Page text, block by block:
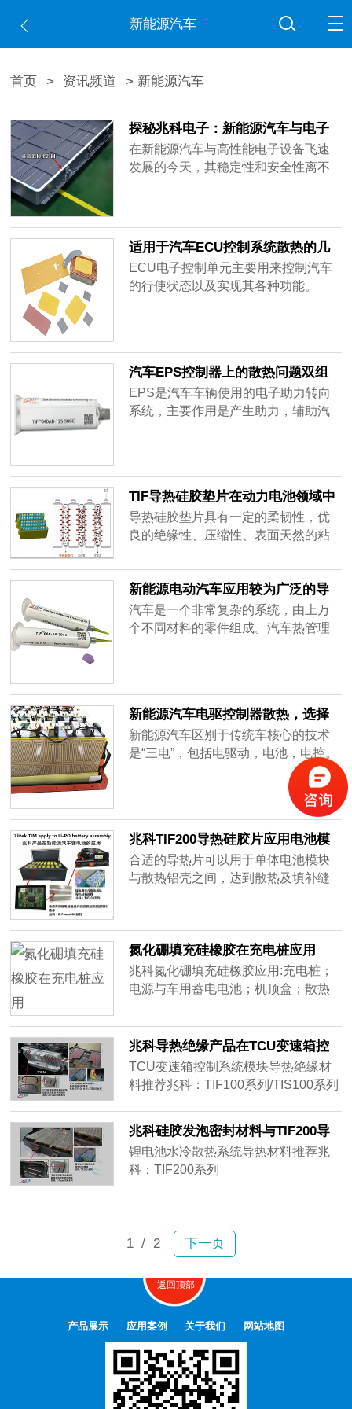
新能源汽车
首页 > 资讯频道 > 新能源汽车
探秘兆科电子：新能源汽车与电子
设备背后的高性能材料
在新能源汽车与高性能电子设备飞速
发展的今天，其稳定性和安全性离不
的几款核心材料特性。
适用于汽车ECU控制系统散热的几
款导热材料
ECU电子控制单元主要用来控制汽车
的行使状态以及实现其各种功能。
块、ESP车身电子稳定控制系统、
BMS电池管理系统、VCU整车控制器
等。
汽车EPS控制器上的散热问题双组
份导热凝胶来帮您解决
EPS是汽车车辆使用的电子助力转向
系统，主要作用是产生助力，辅助汽
度保持稳定性。
TIF导热硅胶垫片在动力电池领域中
的应用及分享
导热硅胶垫片具有一定的柔韧性，优
良的绝缘性、压缩性、表面天然的粘
散热部位间的热传递，起到绝缘、减
震等作用。其优异的效能使热量从发
热器件或整个PCB传导到金属外壳或
扩散板上，从而能提高发热电子组件
新能源电动汽车应用较为广泛的导
热材料
汽车是一个非常复杂的系统，由上万
个不同材料的零件组成。汽车热管理
风险，考虑低负荷工况下，热管理系
统的效率，在冷热两种情况下的能量
耗散和改善热效率。汽车和零部件企
新能源汽车电驱控制器散热，选择
兆科高导热材料
新能源汽车区别于传统车核心的技术
是“三电”，包括电驱动，电池，电控。
电驱控制器由逆变模块、变速箱控制
器、混合动力系统控制器等组成，里
面含有大量的发热器件，在工作时会
些热量散出去，将会影响到电驱控制
器的正常工作，甚至损坏电驱控制
器，造成严重的后果。
兆科TIF200导热硅胶片应用电池模
块与散热铝壳之间
合适的导热片可以用于单体电池模块
与散热铝壳之间，达到散热及填补缝
性，能有效缓解汽车行进中单体电池
之间摩擦、震动，目前已经广泛应用
于新能源汽车行业，且得到客户的信
任，如有电池相关散热问题，欢迎与
氮化硼填充硅橡胶在充电桩应用
兆科氮化硼填充硅橡胶应用:充电桩；
电源与车用蓄电电池；机顶盒；散热
模组等
兆科导热绝缘产品在TCU变速箱控
制系统模块的应用
TCU变速箱控制系统模块导热绝缘材
料推荐兆科：TIF100系列/TIS100系列
封材料推荐兆科：Z-Foam800系列
兆科硅胶发泡密封材料与TIF200导
热绝缘材料在动力锂电池的应用
锂电池水冷散热系统导热材料推荐兆
科：TIF200系列
1/ 2 下一页
返回顶部
产品展示 应用案例 关于我们 网站地图